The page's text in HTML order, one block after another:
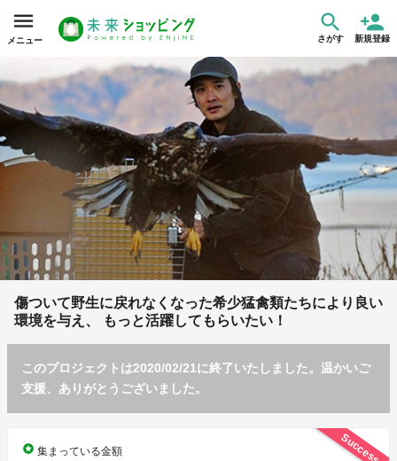
メニュー さがす 新規登録
傷ついて野生に戻れなくなった希少猛禽類たちにより良い
環境を与え、 もっと活躍してもらいたい！
このプロジェクトは2020/02/21に終了いたしました。温かいご
支援、ありがとうございました。
Success
stars 集まっている金額